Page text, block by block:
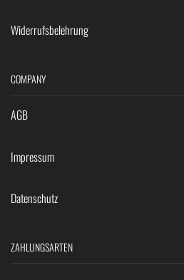
Widerrufsbelehrung
COMPANY
AGB
Impressum
Datenschutz
ZAHLUNGSARTEN